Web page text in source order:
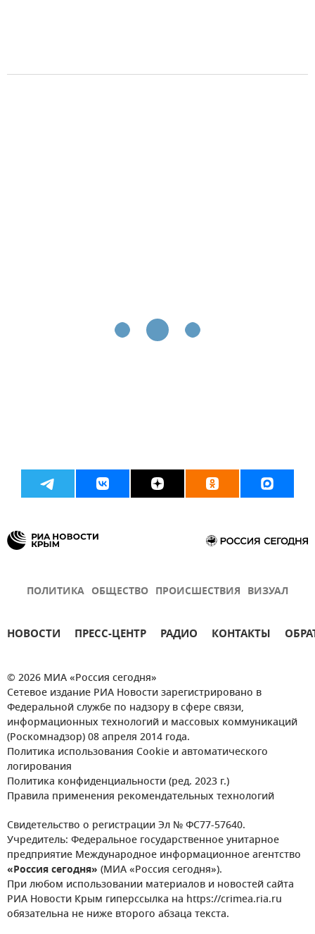
ПОЛИТИКА ОБЩЕСТВО ПРОИСШЕСТВИЯ ВИЗУАЛ
НОВОСТИ ПРЕСС-ЦЕНТР РАДИО КОНТАКТЫ
© 2026 МИА «Россия сегодня»
Сетевое издание РИА Новости зарегистрировано в
Федеральной службе по надзору в сфере связи,
информационных технологий и массовых коммуникаций
(Роскомнадзор) 08 апреля 2014 года.
Политика использования Cookie и автоматического
логирования
Политика конфиденциальности (ред. 2023 г.)
Правила применения рекомендательных технологий
Свидетельство о регистрации Эл № ФС77-57640.
Учредитель: Федеральное государственное унитарное
предприятие Международное информационное агентство
«Россия сегодня» (МИА «Россия сегодня»).
При любом использовании материалов и новостей сайта
РИА Новости Крым гиперссылка на https://crimea.ria.ru
обязательна не ниже второго абзаца текста.